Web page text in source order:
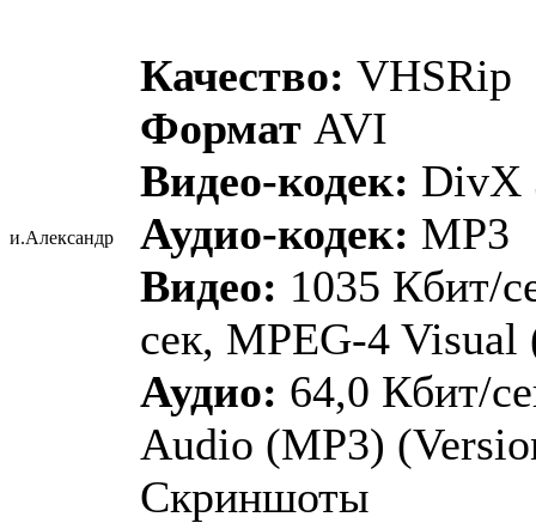
и.Александр
Качество: VHSRip
Формат AVI
Видео-кодек: DivX
Аудио-кодек: MP3
Видео: 1035 Кбит/
сек, MPEG-4
Аудио: 64,0 Кбит/
Audio (MP3)
Скриншоты